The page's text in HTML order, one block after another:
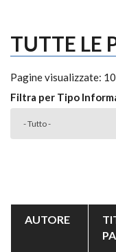
TUTTE LE
Pagine visualizzate:
Filtra per Tipo
AUTORE